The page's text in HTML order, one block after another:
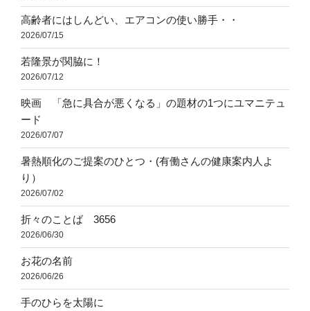
高齢者にはしんどい、エアコンの使い勝手・・
2026/07/15
若隆景が関脇に！
2026/07/12
映画 「急に具合が悪くなる」の題材の1つにユマニテュ
ード
2026/07/07
暑熱順化のご提案のひとつ・(有働さんの健康案内人よ
り）
2026/07/02
折々のことば 3656
2026/06/30
お花の名前
2026/06/26
手のひらを太陽に